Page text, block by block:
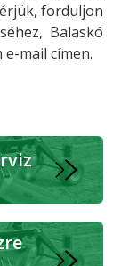
forduljon
Balaskó
mail címen.